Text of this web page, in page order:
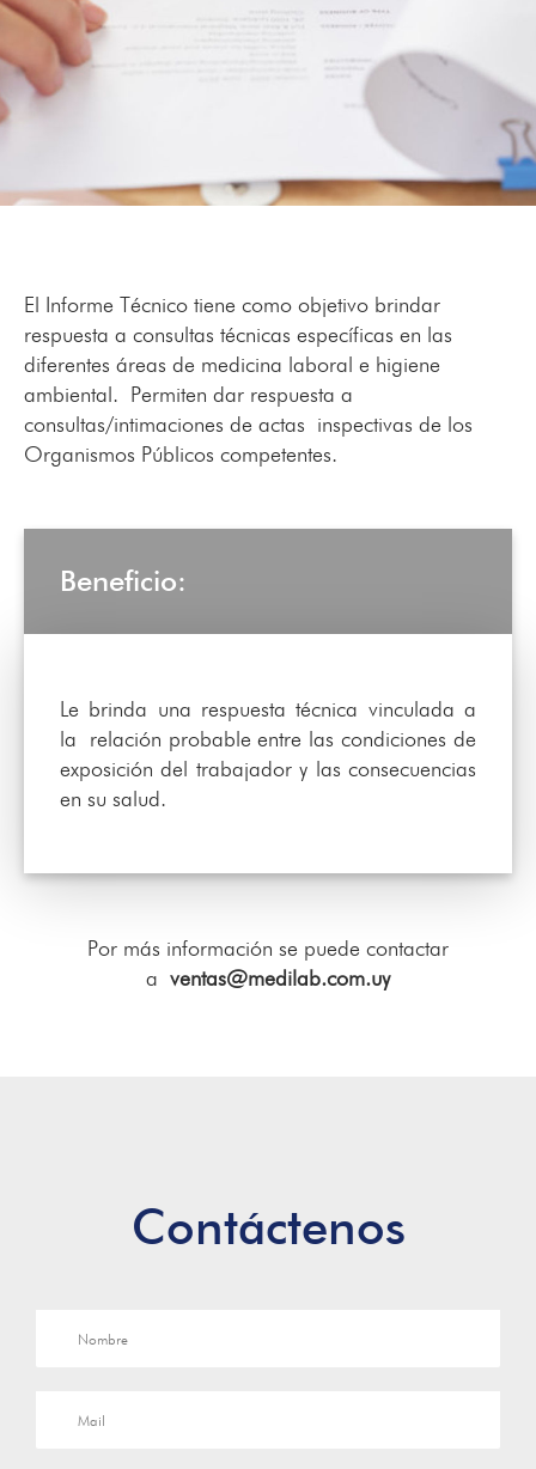
El Informe Técnico tiene como objetivo brindar
respuesta a consultas técnicas específicas en las
diferentes áreas de medicina laboral e higiene
ambiental. Permiten dar respuesta a
consultas/intimaciones de actas inspectivas de los
Organismos Públicos competentes.
Beneficio:
Le brinda una respuesta técnica vinculada a
la relación probable entre las condiciones de
exposición del trabajador y las consecuencias
en su salud.
Por más información se puede contactar
a ventas@medilab.com.uy
Contáctenos